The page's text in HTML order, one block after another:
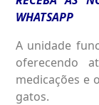
WHATSAPP
A unidade
oferecendo
medicações e
gatos.